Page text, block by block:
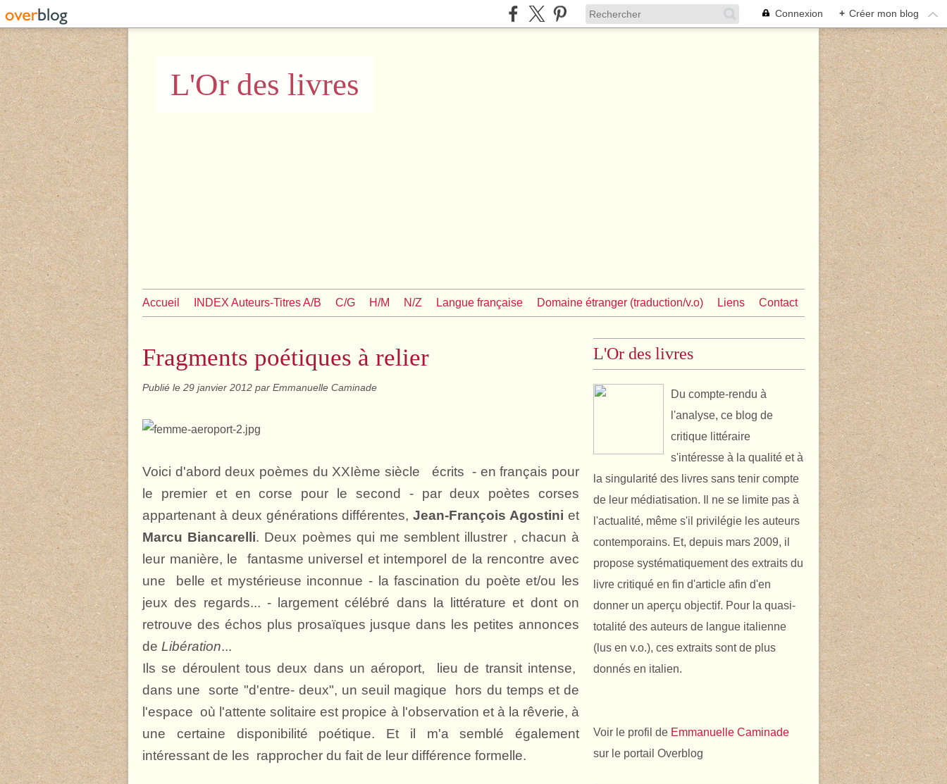
Connexion + Créer mon blog
L'Or des livres
Accueil INDEX Auteurs-Titres A/B C/G H/M N/Z Langue française Domaine étranger (traduction/v.o) Liens Contact
Fragments poétiques à relier
Publié le 29 janvier 2012 par Emmanuelle Caminade
Voici d'abord deux poèmes du XXIème siècle écrits - en français pour
le premier et en corse pour le second - par deux poètes corses
appartenant à deux générations différentes,Jean-François Agostini et
Marcu Biancarelli. Deux poèmes qui me semblent illustrer , chacun à
leur manière, le fantasme universel et intemporel de la rencontre avec
une belle et mystérieuse inconnue - la fascination du poète et/ou les
jeux des regards... - largement célébré dans la littérature et dont on
retrouve des échos plus prosaïques jusque dans les petites annonces
de Libération...
Ils se déroulent tous deux dans un aéroport, lieu de transit intense,
dans une sorte "d'entre- deux", un seuil magique hors du temps et de
l'espace où l'attente solitaire est propice à l'observation et à la rêverie, à
une certaine disponibilité poétique. Et il m'a semblé également
intéressant de les rapprocher du fait de leur différence formelle.
L'Or des livres
Du compte-rendu à
l'analyse, ce blog de
critique littéraire
s'intéresse à la qualité et à
la singularité des livres sans tenir compte
de leur médiatisation. Il ne se limite pas à
l'actualité, même s'il privilégie les auteurs
contemporains. Et, depuis mars 2009, il
propose systématiquement des extraits du
livre critiqué en fin d'article afin d'en
donner un aperçu objectif. Pour la quasi-
totalité des auteurs de langue italienne
(lus en v.o.), ces extraits sont de plus
donnés en italien.
Voir le profil de Emmanuelle Caminade
sur le portail Overblog